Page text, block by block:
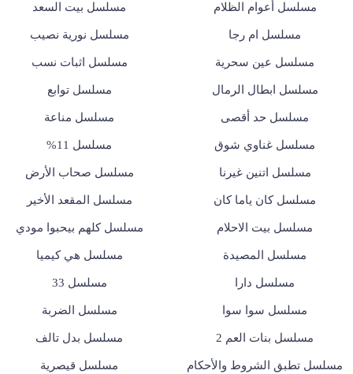
مسلسل أعوام الظلام مسلسل بيت السعد
مسلسل ام رجا مسلسل نورية نصيب
مسلسل عين سحرية مسلسل اثبات نسب
مسلسل ابطال الرمال مسلسل توابع
مسلسل حد أقصى مسلسل مناعة
مسلسل غناوي شوق مسلسل 11%
مسلسل اتنين غيرنا مسلسل صحاب الأرض
مسلسل كان ياما كان مسلسل المقعد الأخير
مسلسل بيت الاحلام مسلسل كلهم بيحبوا مودي
مسلسل المصيدة مسلسل هي كيميا
مسلسل دارا مسلسل 33
مسلسل سوا سوا مسلسل الضربة
مسلسل بنات العم 2 مسلسل بدل تالف
مسلسل تطبق الشروط والأحكام مسلسل قيصرية